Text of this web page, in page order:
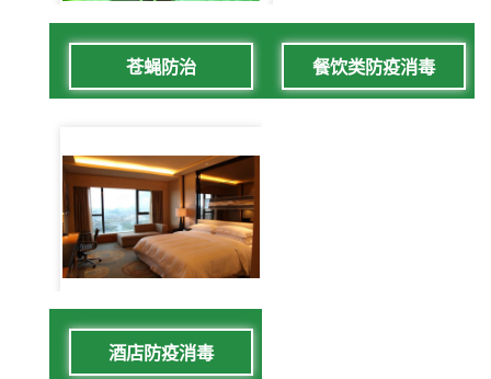
苍蝇防治 餐饮类防疫消毒
酒店防疫消毒